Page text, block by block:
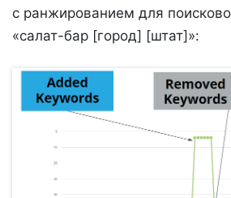
с ранжированием для
«салат-бар [город] [штат]»: